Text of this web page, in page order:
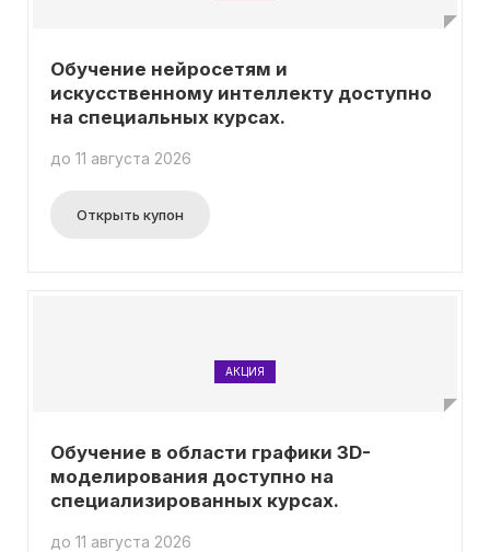
Обучение нейросетям и
искусственному интеллекту доступно
на специальных курсах.
до 11 августа 2026
Открыть купон
АКЦИЯ
Обучение в области графики 3D-
моделирования доступно на
специализированных курсах.
до 11 августа 2026